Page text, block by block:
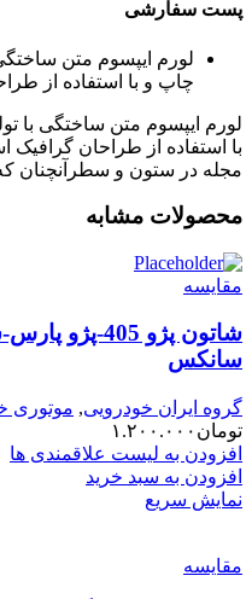
پست سفارشی
لورم ایپسوم متن
چاپ و با استفاده از
لورم ایپسوم متن ساختگی با
با استفاده از طراحان گرافیک
مجله در ستون و سطرآنچنان
محصولات مشابه
مقایسه
سانکس
گروه ایران خودرویی, موتوری
تومان ۱.۲۰۰.۰۰۰
افزودن به لیست علاقمندی ها
افزودن به سبد خرید
نمایش سریع
مقایسه